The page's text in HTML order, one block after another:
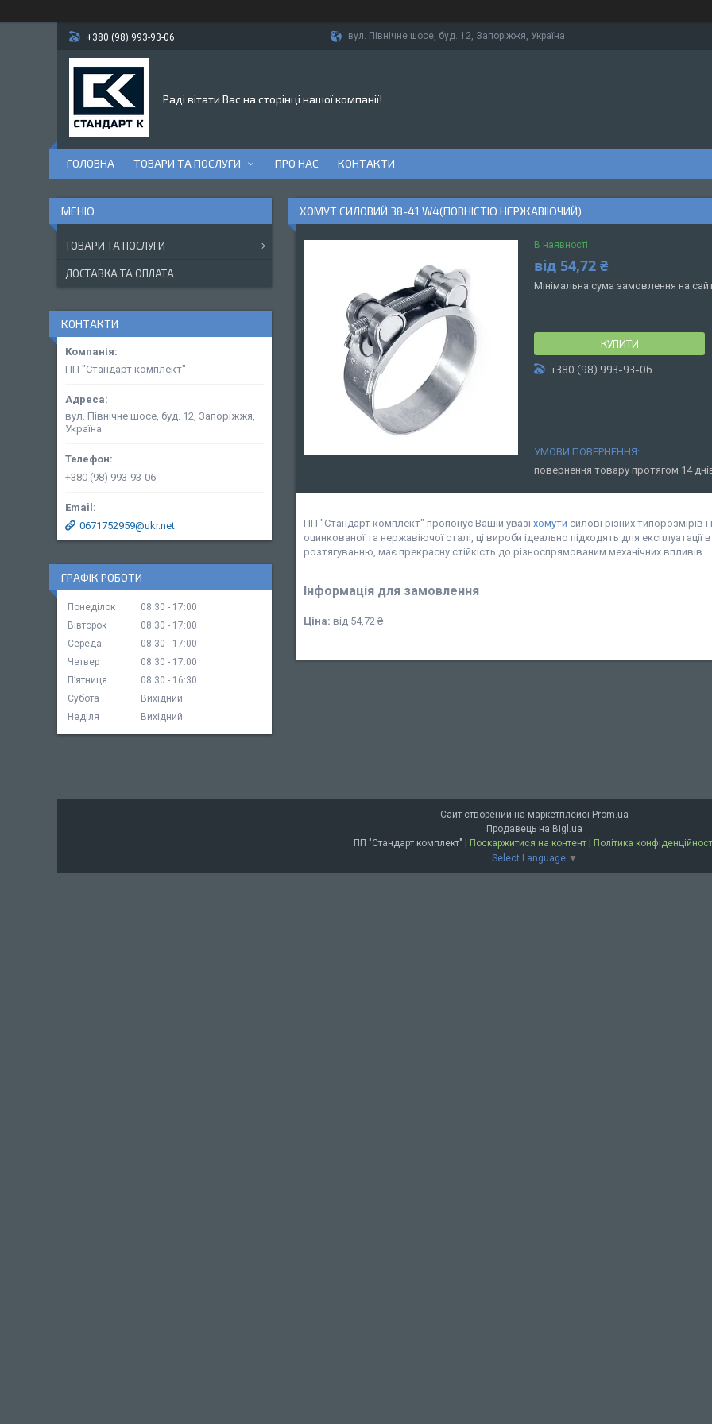
+380 (98) 993-93-06 вул. Північне шосе, буд. 12, Запоріжжя, Україна
Раді вітати Вас на сторінці нашої компанії!
ГОЛОВНА ТОВАРИ ТА ПОСЛУГИ ПРО НАС КОНТАКТИ
ХОМУТ СИЛОВИЙ 38-41 W4(ПОВНІСТЮ НЕРЖАВІЮЧИЙ)
В наявності
від 54,72 ₴
Мінімальна сума замовлення на
КУПИТИ
+380 (98) 993-93-06
повернення товару протягом 14
ПП "Стандарт комплект" пропонує Вашій увазі хомути силові різних типорозмірів
оцинкованої та нержавіючої сталі, ці вироби ідеально підходять для
розтягуванню, має прекрасну стійкість до різноспрямованим механічних впливів.
Інформація для замовлення
Ціна: від 54,72 ₴
ТОВАРИ ТА ПОСЛУГИ
ДОСТАВКА ТА ОПЛАТА
КОНТАКТИ
ПП "Стандарт комплект"
вул. Північне шосе, буд. 12, Запоріжжя,
Україна
+380 (98) 993-93-06
0671752959@ukr.net
ГРАФІК РОБОТИ
Понеділок 08:30
17:00
Вівторок
08:30
17:00
Середа
08:30
17:00
Четвер
08:30
17:00
Пʼятниця
08:30
16:30
Субота
Вихідний
Неділя
Вихідний
Сайт створений на маркетплейсі Prom.ua
Продавець на Bigl.ua
Поскаржитися на контент
Політика
Select Language ▼